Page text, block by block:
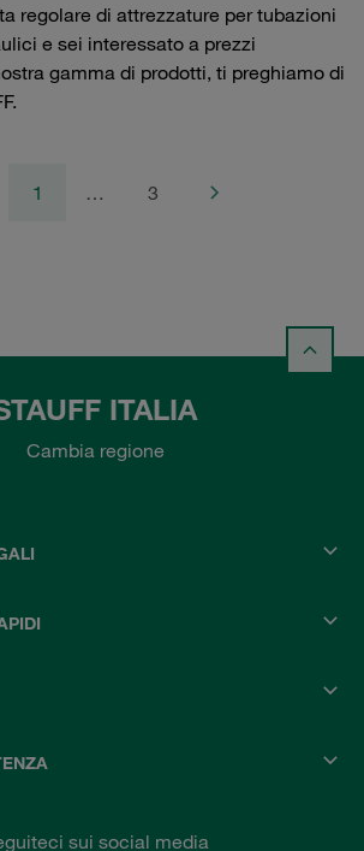
regolare di attrezzature per tubazioni
e sei interessato a prezzi
gamma di prodotti, ti preghiamo di
1 … 3
ITALIA
Cambia regione
sui social media